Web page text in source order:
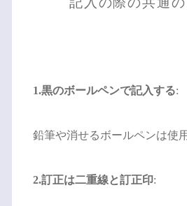
1.黒のボールペンで記入する:
鉛筆や消せるボールペンは使
2.訂正は二重線と訂正印: